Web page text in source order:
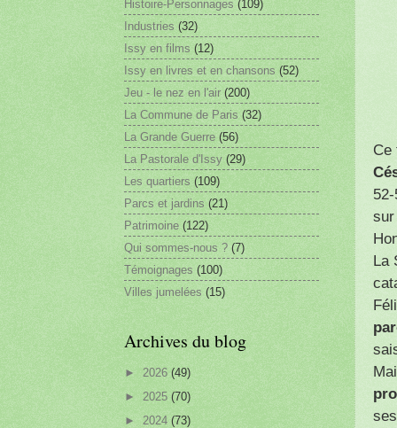
Ce
sur
La
Histoire-Personnages (109)
Industries (32)
Issy en films (12)
Issy en livres et en chansons (52)
Jeu - le nez en l'air (200)
La Commune de Paris (32)
La Grande Guerre (56)
La Pastorale d'Issy (29)
Les quartiers (109)
Parcs et jardins (21)
Patrimoine (122)
Qui sommes-nous ? (7)
Témoignages (100)
Villes jumelées (15)
Archives du blog
► 2026 (49)
► 2025 (70)
► 2024 (73)